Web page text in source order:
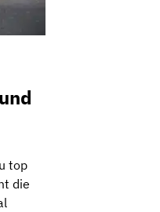
top
die